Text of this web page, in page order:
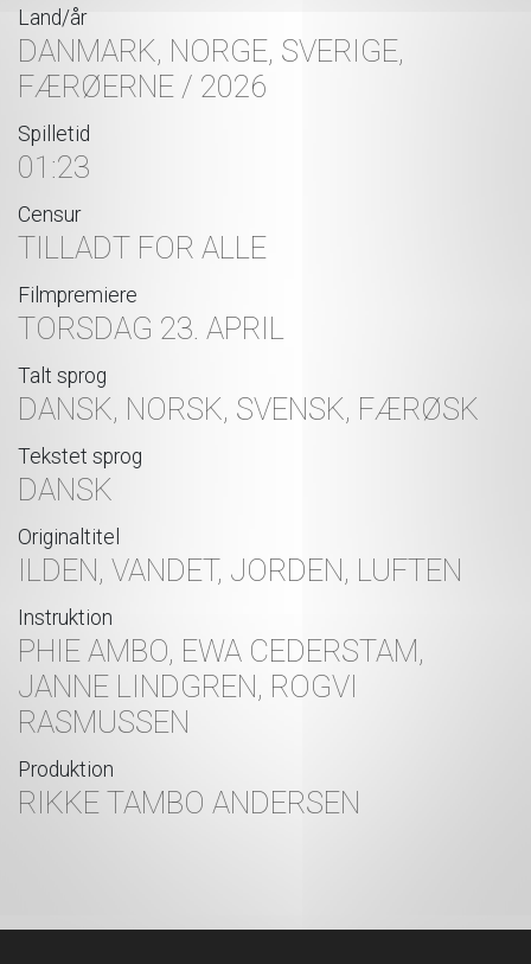
Land/år
DANMARK, NORGE, SVERIGE,
FÆRØERNE / 2026
Spilletid
01:23
Censur
TILLADT FOR ALLE
Filmpremiere
TORSDAG 23. APRIL
Talt sprog
DANSK, NORSK, SVENSK, FÆRØSK
Tekstet sprog
DANSK
Originaltitel
ILDEN, VANDET, JORDEN, LUFTEN
Instruktion
PHIE AMBO, EWA CEDERSTAM,
JANNE LINDGREN, ROGVI
RASMUSSEN
Produktion
RIKKE TAMBO ANDERSEN